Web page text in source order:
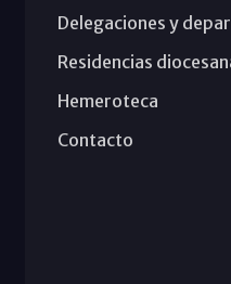
Delegaciones y
Residencias
Hemeroteca
Contacto